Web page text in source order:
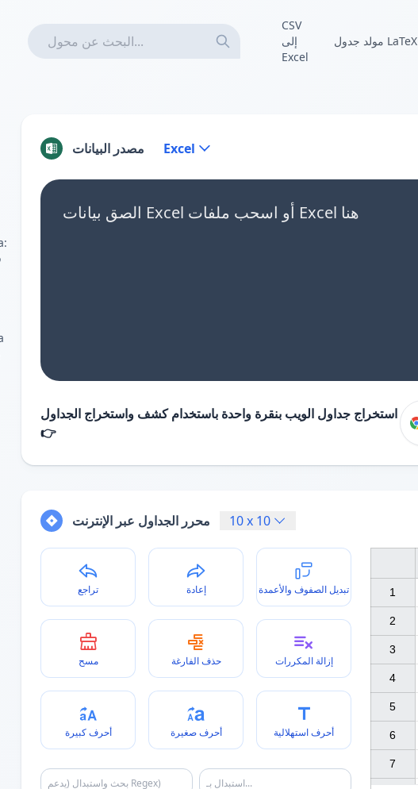
CSV
إلى
Excel
مولد جدول LaTeX
مصدر البيانات Excel
الصق بيانات Excel أو اسحب ملفات Excel هنا
استخراج جداول الويب بنقرة واحدة باستخدام كشف واستخراج الجداول
👉
محرر الجداول عبر الإنترنت 10x 10
تراجع إعادة تبديل الصفوف والأعمدة
مسح حذف الفارغة إزالة المكررات
أحرف كبيرة أحرف صغيرة أحرف استهلالية
1
2
3
4
5
6
7